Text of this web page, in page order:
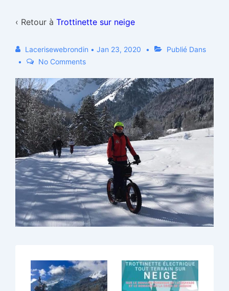
‹ Retour à Trottinette sur neige
Lacerisewebrondin • Jan 23, 2020
Publié Dans
No Comments